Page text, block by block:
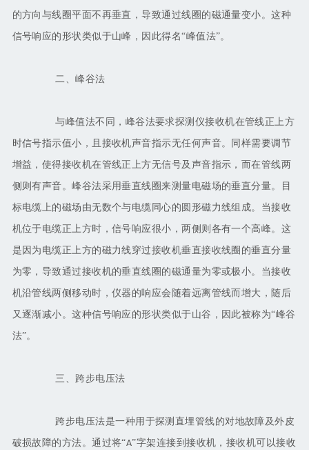
的方向与线圈平面不再垂直，导致通过线圈的磁通量变小。这种
信号响应的形状类似于山峰，因此得名“峰值法”。
二、峰谷法
与峰值法不同，峰谷法要求探测仪接收机在管线正上方
时信号指示值小，且接收机声音指示无任何声音。同样需要调节
增益，使得接收机在管线正上方无信号及声音指示，而在管线两
侧则有声音。峰谷法采用垂直线圈来测量电磁场的垂直分量。目
标电缆上的磁场由无数个与电缆同心的圆形磁力线组成。当接收
机位于电缆正上方时，信号响应很小，两侧则各有一个高峰。这
是因为电缆正上方的磁力线穿过接收机垂直接收线圈的垂直分量
为零，导致通过接收机的垂直线圈的磁通量为零或极小。当接收
机沿管线两侧移动时，仪器的响应会随着远离管线而增大，随后
又逐渐减小。这种信号响应的形状类似于山谷，因此被称为“峰谷
法”。
三、跨步电压法
跨步电压法是一种用于探测直埋管线的对地故障及外皮
破损故障的方法。通过将“A”字架连接到接收机，接收机可以接收